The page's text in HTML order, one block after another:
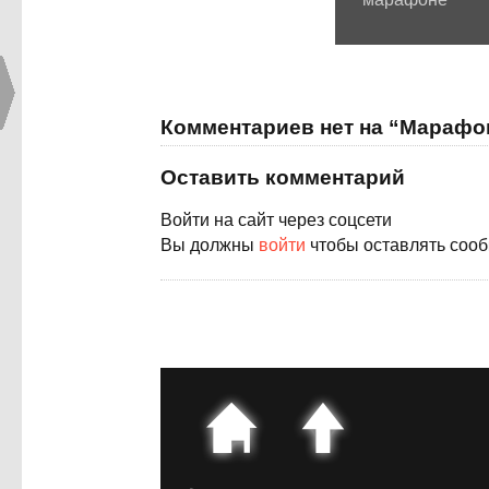
Комментариев нет на
Оставить комментарий
Войти на сайт через соцсети
Вы должны войти чтобы оставлять